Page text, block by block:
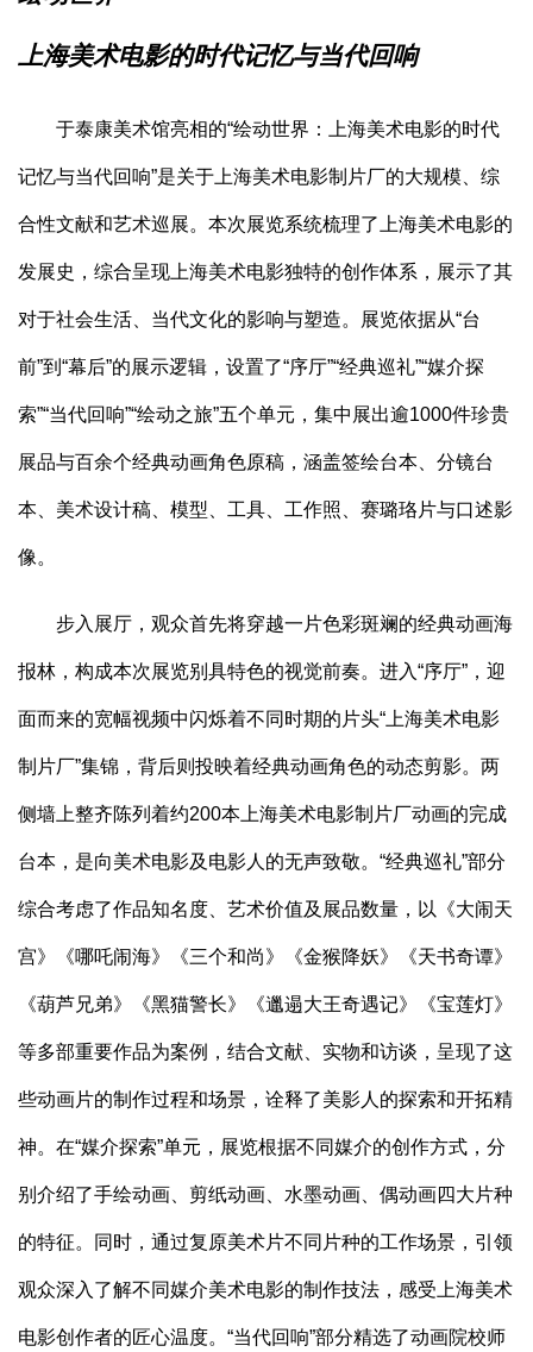
上海美术电影的时代记忆与当代回响
于泰康美术馆亮相的“绘动世界：上海美术电影的时代
记忆与当代回响”是关于上海美术电影制片厂的大规模、综
合性文献和艺术巡展。本次展览系统梳理了上海美术电影的
发展史，综合呈现上海美术电影独特的创作体系，展示了其
对于社会生活、当代文化的影响与塑造。展览依据从“台
前”到“幕后”的展示逻辑，设置了“序厅”“经典巡礼”“媒介探
索”“当代回响”“绘动之旅”五个单元，集中展出逾1000件珍贵
展品与百余个经典动画角色原稿，涵盖签绘台本、分镜台
本、美术设计稿、模型、工具、工作照、赛璐珞片与口述影
像。
步入展厅，观众首先将穿越一片色彩斑斓的经典动画海
报林，构成本次展览别具特色的视觉前奏。进入“序厅”，迎
面而来的宽幅视频中闪烁着不同时期的片头“上海美术电影
制片厂”集锦，背后则投映着经典动画角色的动态剪影。两
侧墙上整齐陈列着约200本上海美术电影制片厂动画的完成
台本，是向美术电影及电影人的无声致敬。“经典巡礼”部分
综合考虑了作品知名度、艺术价值及展品数量，以《大闹天
宫》《哪吒闹海》《三个和尚》《金猴降妖》《天书奇谭》
《葫芦兄弟》《黑猫警长》《邋遢大王奇遇记》《宝莲灯》
等多部重要作品为案例，结合文献、实物和访谈，呈现了这
些动画片的制作过程和场景，诠释了美影人的探索和开拓精
神。在“媒介探索”单元，展览根据不同媒介的创作方式，分
别介绍了手绘动画、剪纸动画、水墨动画、偶动画四大片种
的特征。同时，通过复原美术片不同片种的工作场景，引领
观众深入了解不同媒介美术电影的制作技法，感受上海美术
电影创作者的匠心温度。“当代回响”部分精选了动画院校师